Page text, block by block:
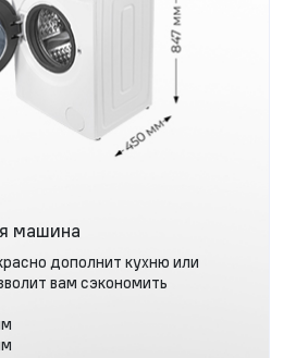
машина
дополнит кухню или
вам сэкономить